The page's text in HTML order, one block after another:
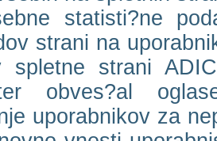
statisti?ne
strani na
spletne strani
obves?al
uporabnikov za